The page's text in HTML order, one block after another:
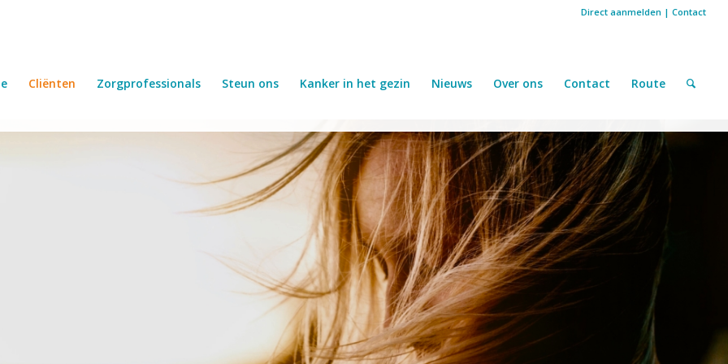
Direct aanmelden |Contact
Cliënten Zorgprofessionals Steun ons Kanker in het gezin Nieuws Over ons Contact Route